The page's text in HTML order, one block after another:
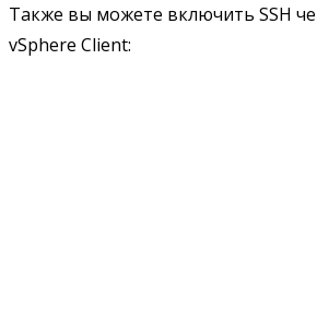
Также вы можете включить SSH
vSphere Client: